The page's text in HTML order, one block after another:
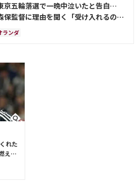
京五輪落選で一晩中泣いたと告白…
保監督に理由を聞く「受け入れるのは
ランダ
れた
える